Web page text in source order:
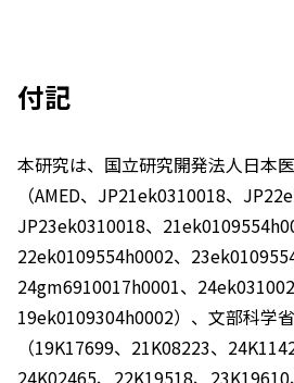
付記
本研究は、国立研究開発法人日本
（AMED、JP21ek0310018、
JP23ek0310018、
22ek0109554h0002、
24gm6910017h0001、
19ek0109304h0002）、文部科学
（19K17699、21K08223、
24K02465、22K19518、23K19610